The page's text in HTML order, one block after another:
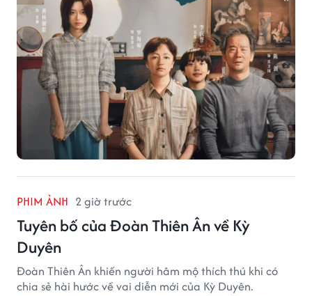
PHIM ẢNH 2 giờ trước
Tuyên bố của Đoàn Thiên Ân về Kỳ
Duyên
Đoàn Thiên Ân khiến người hâm mộ thích thú khi có
chia sẻ hài hước về vai diễn mới của Kỳ Duyên.